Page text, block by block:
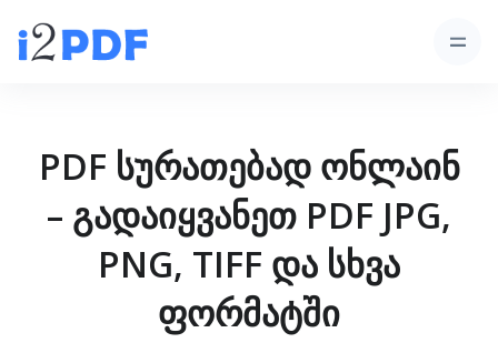
PDF სურათებად ონლაინ
– გადაიყვანეთ PDF JPG,
PNG, TIFF და სხვა
ფორმატში